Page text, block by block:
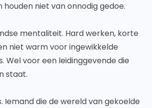
niet van onnodig gedoe.
mentaliteit. Hard werken, korte
niet warm voor ingewikkelde
Wel voor een leidinggevende die
staat.
die de wereld van gekoelde